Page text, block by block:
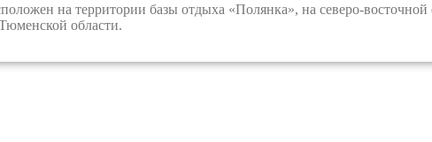
на территории базы отдыха «Полянка», на северо-восточной
области.